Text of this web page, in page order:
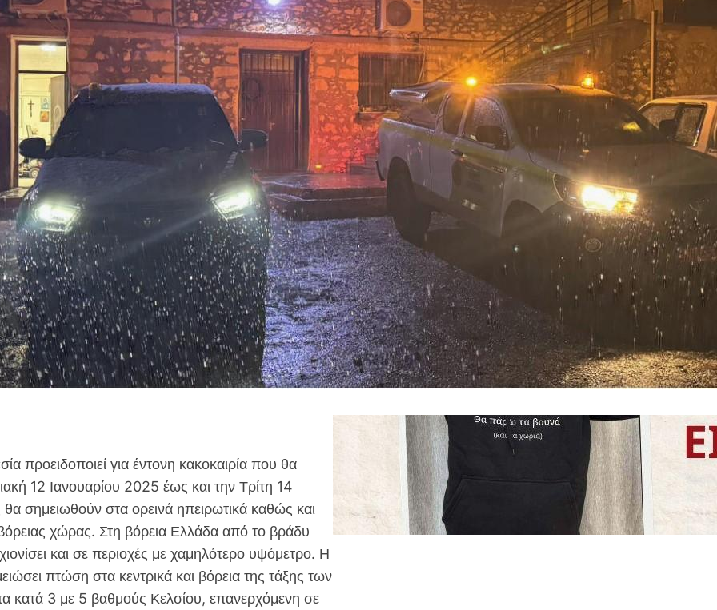
προειδοποιεί για έντονη κακοκαιρία που θα
12 Ιανουαρίου 2025 έως και την Τρίτη 14
σημειωθούν στα ορεινά ηπειρωτικά καθώς και
βόρειας χώρας. Στη βόρεια Ελλάδα από το βράδυ
και σε περιοχές με χαμηλότερο υψόμετρο. Η
πτώση στα κεντρικά και βόρεια της τάξης των
κατά 3 με 5 βαθμούς Κελσίου, επανερχόμενη σε